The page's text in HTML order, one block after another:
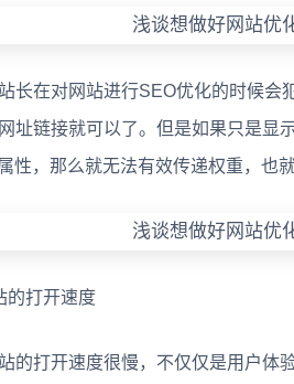
在对网站进行SEO优化的时候会
址链接就可以了。但是如果只是显
性，那么就无法有效传递权重，也
打开速度
打开速度很慢，不仅仅是用户体